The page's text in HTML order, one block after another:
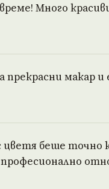
Много
прекрасни макар
беше точно